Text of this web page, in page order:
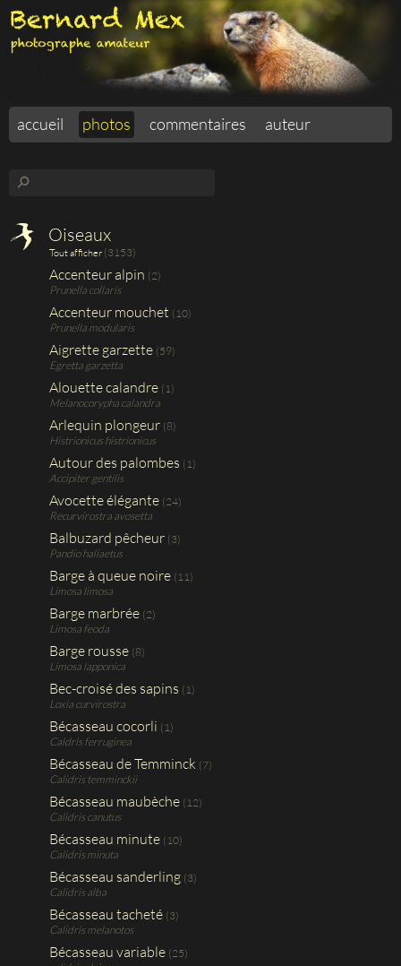
accueil photos commentaires auteur
⚲
Oiseaux
Tout afficher (3153)
Accenteur alpin (2)
Prunella collaris
Accenteur mouchet (10)
Prunella modularis
Aigrette garzette (59)
Egretta garzetta
Alouette calandre (1)
Melanocorypha calandra
Arlequin plongeur (8)
Histrionicus histrionicus
Autour des palombes (1)
Accipiter gentilis
Avocette élégante (24)
Recurvirostra avosetta
Balbuzard pêcheur (3)
Pandio haliaetus
Barge à queue noire (11)
Limosa limosa
Barge marbrée (2)
Limosa feoda
Barge rousse (8)
Limosa lapponica
Bec-croisé des sapins (1)
Loxia curvirostra
Bécasseau cocorli (1)
Caldris ferruginea
Bécasseau de Temminck (7)
Calidris temminckii
Bécasseau maubèche (12)
Calidris canutus
Bécasseau minute (10)
Calidris minuta
Bécasseau sanderling (3)
Calidris alba
Bécasseau tacheté (3)
Calidris melanotos
Bécasseau variable (25)